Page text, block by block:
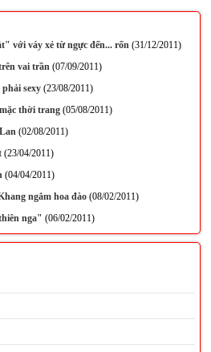
với váy xẻ từ ngực đến... rốn(31/12/2011)
vai trần(07/09/2011)
sexy(23/08/2011)
thời trang(05/08/2011)
(02/08/2011)
(23/04/2011)
(04/04/2011)
ngắm hoa đào(08/02/2011)
nga" (06/02/2011)